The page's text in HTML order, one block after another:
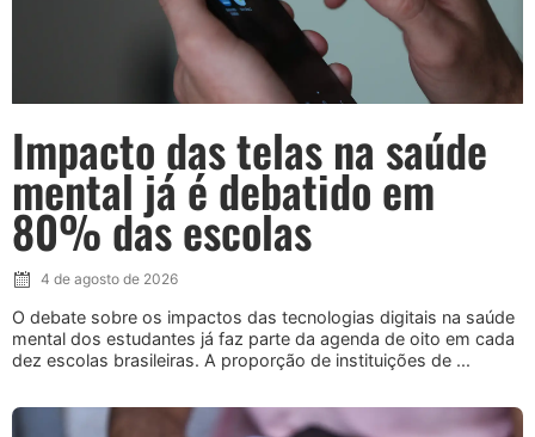
Impacto das telas na saúde
mental já é debatido em
80% das escolas
4 de agosto de 2026
O debate sobre os impactos das tecnologias digitais na saúde
mental dos estudantes já faz parte da agenda de oito em cada
dez escolas brasileiras. A proporção de instituições de ...